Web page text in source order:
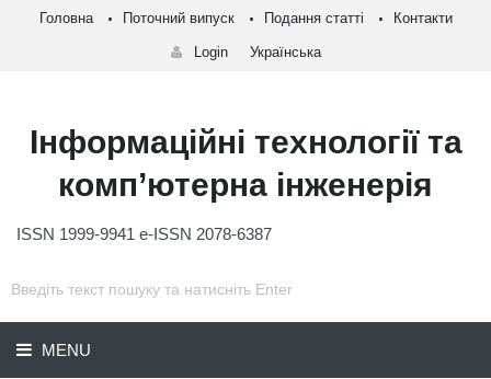
Головна Поточний випуск Подання статті Контакти
Login Українська
Інформаційні технології та
комп’ютерна інженерія
ISSN 1999-9941 e-ISSN 2078-6387
MENU